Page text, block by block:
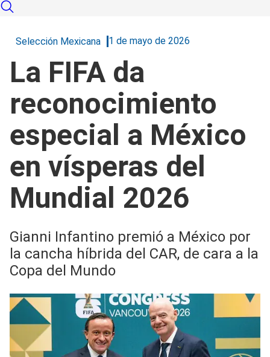
Selección Mexicana 1 de mayo de 2026
La FIFA da
reconocimiento
especial a México
en vísperas del
Mundial 2026
Gianni Infantino premió a México por
la cancha híbrida del CAR, de cara a la
Copa del Mundo